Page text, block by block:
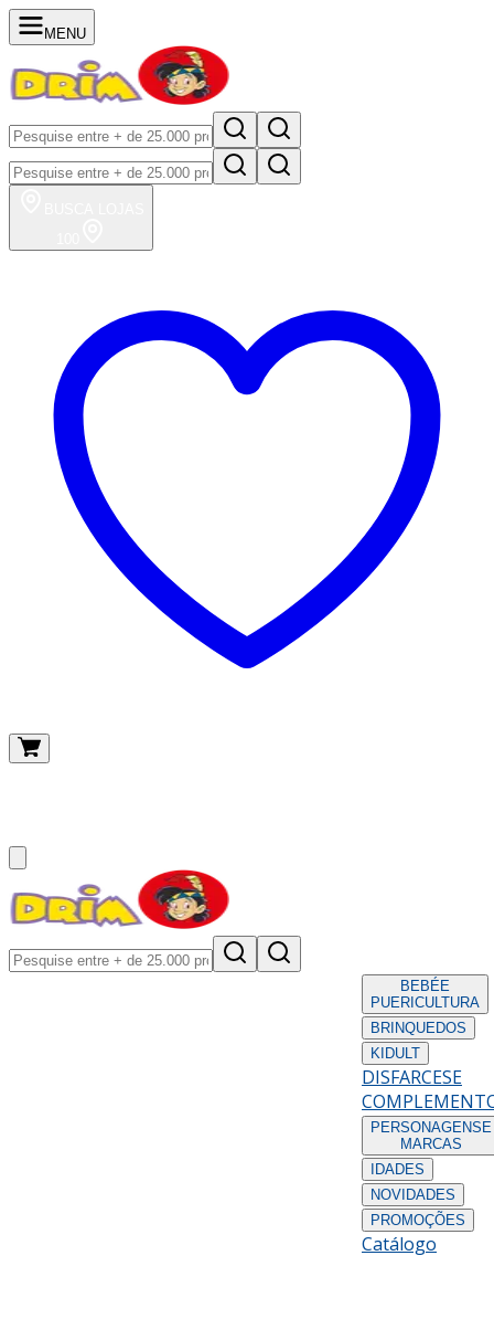
MENU
BEBÉE
PUERICULTURA
BRINQUEDOS
KIDULT
DISFARCESE
PERSONAGENS E
MARCAS
IDADES
NOVIDADES
PROMOÇÕES
Catálogo